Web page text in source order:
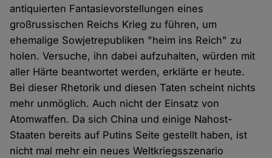
antiquierten Fantasievorstellungen eines
großrussischen Reichs Krieg zu führen, um
ehemalige Sowjetrepubliken "heim ins Reich" zu
holen. Versuche, ihn dabei aufzuhalten, würden mit
aller Härte beantwortet werden, erklärte er heute.
Bei dieser Rhetorik und diesen Taten scheint nichts
mehr unmöglich. Auch nicht der Einsatz von
Atomwaffen. Da sich China und einige Nahost-
Staaten bereits auf Putins Seite gestellt haben, ist
nicht mal mehr ein neues Weltkriegsszenario